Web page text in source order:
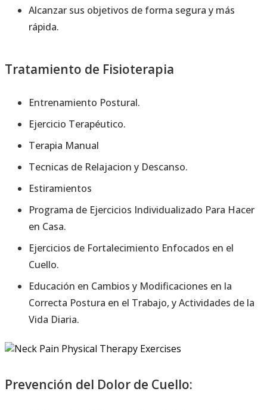
Alcanzar sus objetivos de forma segura y más
rápida.
Tratamiento de Fisioterapia
Entrenamiento Postural.
Ejercicio Terapéutico.
Terapia Manual
Tecnicas de Relajacion y Descanso.
Estiramientos
Programa de Ejercicios Individualizado Para Hacer
en Casa.
Ejercicios de Fortalecimiento Enfocados en el
Cuello.
Educación en Cambios y Modificaciones en la
Correcta Postura en el Trabajo, y Actividades de la
Vida Diaria.
Prevención del Dolor de Cuello: